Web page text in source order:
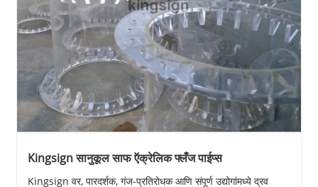
Kingsign सानुकूल साफ ऍक्रेलिक फ्लँज पाईप्स
Kingsign वर, पारदर्शक, गंज-प्रतिरोधक आणि संपूर्ण उद्योगांमध्ये द्रव